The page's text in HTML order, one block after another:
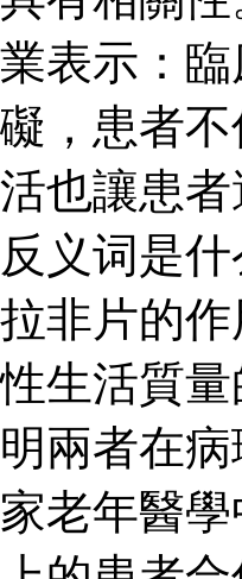
業表示：
礙，患者
活也讓患
反义词是
拉非片的
性生活質
明兩者在
家老年醫